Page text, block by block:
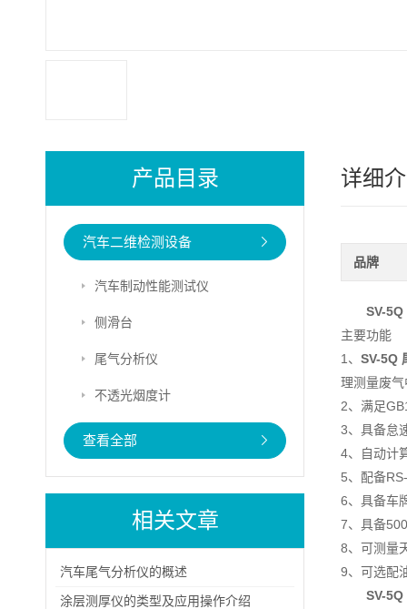
产品目录
汽车二维检测设备
汽车制动性能测试仪
侧滑台
尾气分析仪
不透光烟度计
查看全部
相关文章
汽车尾气分析仪的概述
涂层测厚仪的类型及应用操作介绍
详细
品牌
SV-5Q
主要功能
1、SV-5Q
理测量废
2、满足
3、具备怠
4、自动计
5、配备
6、具备车
7、具备
8、可测量
9、可选配
SV-5Q